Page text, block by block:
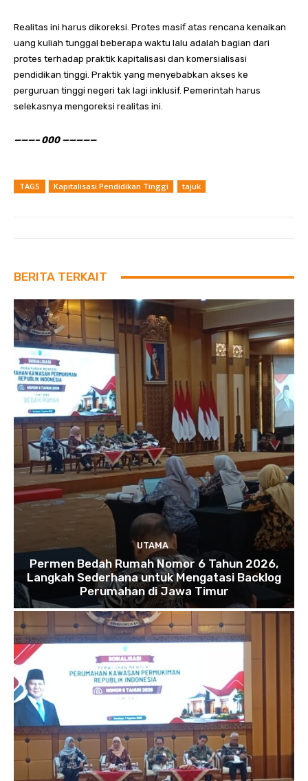
Realitas ini harus dikoreksi. Protes masif atas rencana kenaikan
uang kuliah tunggal beberapa waktu lalu adalah bagian dari
protes terhadap praktik kapitalisasi dan komersialisasi
pendidikan tinggi. Praktik yang menyebabkan akses ke
perguruan tinggi negeri tak lagi inklusif. Pemerintah harus
selekasnya mengoreksi realitas ini.
———– 000 —————
TAGS Kapitalisasi Pendidikan Tinggi tajuk
BERITA TERKAIT
UTAMA
Permen Bedah Rumah Nomor 6 Tahun 2026,
Langkah Sederhana untuk Mengatasi Backlog
Perumahan di Jawa Timur